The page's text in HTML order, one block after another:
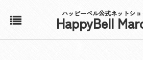
ハッピーベル公式ネットシ
HappyBell